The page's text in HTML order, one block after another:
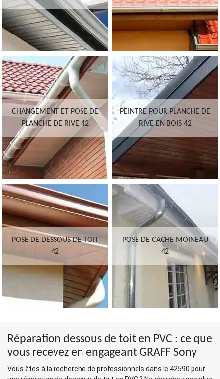
CHANGEMENT ET POSE DE
PLANCHE DE RIVE 42
PEINTRE POUR PLANCHE DE
RIVE EN BOIS 42
POSE DE DESSOUS DE TOIT
42
POSE DE CACHE MOINEAU
42
Réparation dessous de toit en PVC : ce que
vous recevez en engageant GRAFF Sony
Vous êtes à la recherche de professionnels dans le 42590 pour